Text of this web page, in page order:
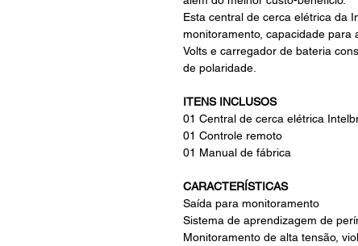
Esta central de cerca elétrica da
monitoramento, capacidade para
Volts e carregador de bateria
de polaridade.
ITENS INCLUSOS
01 Central de cerca elétrica
01 Controle remoto
01 Manual de fábrica
CARACTERÍSTICAS
Saída para monitoramento
Sistema de aprendizagem de
Monitoramento de alta tensão,